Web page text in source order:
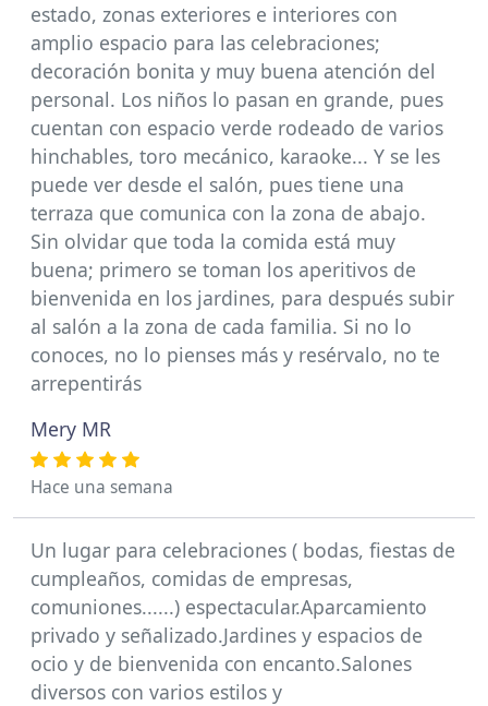
estado, zonas exteriores e interiores con
amplio espacio para las celebraciones;
decoración bonita y muy buena atención del
personal. Los niños lo pasan en grande, pues
cuentan con espacio verde rodeado de varios
hinchables, toro mecánico, karaoke... Y se les
puede ver desde el salón, pues tiene una
terraza que comunica con la zona de abajo.
Sin olvidar que toda la comida está muy
buena; primero se toman los aperitivos de
bienvenida en los jardines, para después subir
al salón a la zona de cada familia. Si no lo
conoces, no lo pienses más y resérvalo, no te
arrepentirás
Mery MR
Hace una semana
Un lugar para celebraciones ( bodas, fiestas de
cumpleaños, comidas de empresas,
comuniones......) espectacular.Aparcamiento
privado y señalizado.Jardines y espacios de
ocio y de bienvenida con encanto.Salones
diversos con varios estilos y